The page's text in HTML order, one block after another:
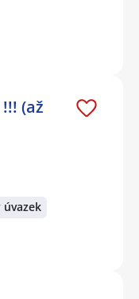
(až
úvazek